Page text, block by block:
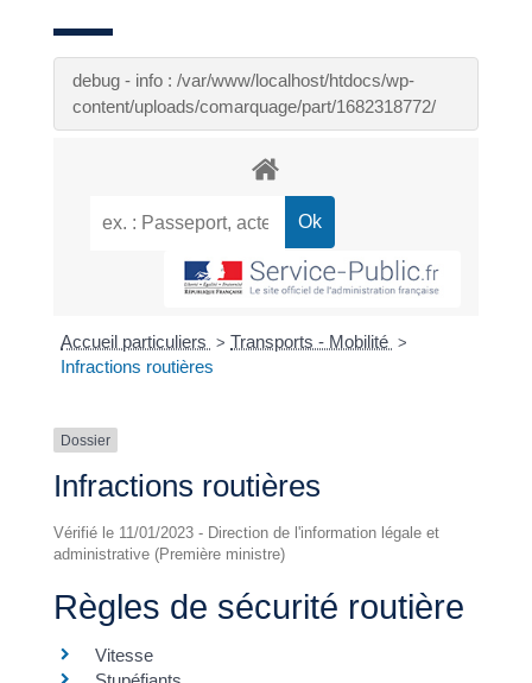
debug - info : /var/www/localhost/htdocs/wp-
content/uploads/comarquage/part/1682318772/
Accueil particuliers > Transports - Mobilité >
Infractions routières
Dossier
Infractions routières
Vérifié le 11/01/2023 - Direction de l'information légale et
administrative (Première ministre)
Règles de sécurité routière
Vitesse